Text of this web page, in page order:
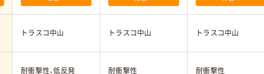
トラスコ中山 トラスコ中山 トラスコ中山
耐衝撃性、低反発 耐衝撃性 耐衝撃性